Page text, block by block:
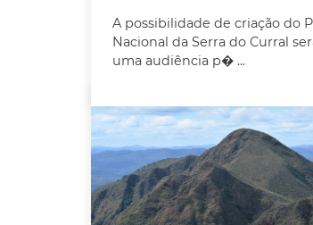
A possibilidade de criação do
Nacional da Serra do Curral
uma audiência p� ...